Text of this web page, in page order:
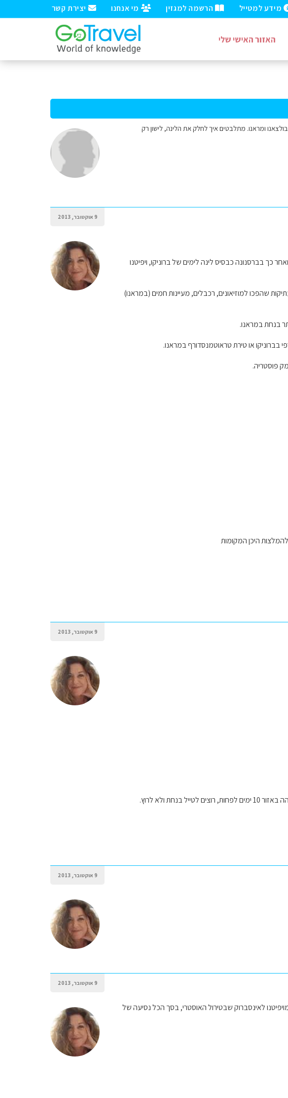
יצירת קשר מי אנחנו הרשמה למגזין מידע למטייל
האזור האישי שלי
ומראנו. מתלבטים איך לחלק את הלינה, לישון רק
9 אוקטובר, 2013
כך בברסנונה כבסיס לינה לימים של ברוניקו, ויפיטנו
שהפכו למוזיאונים, רכבלים, מעיינות חמים (במראנו)
בברוניקו או טירת טראוטמנסדורף במראנו.
פוסטריה.
היכן המקומות
9 אוקטובר, 2013
ולא לרוץ.
9 אוקטובר, 2013
9 אוקטובר, 2013
לאינסברוק שבטירול האוסטרי, בסך הכל נסיעה של